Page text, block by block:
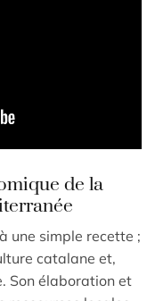
de la
une simple recette ;
catalane et,
Son élaboration et